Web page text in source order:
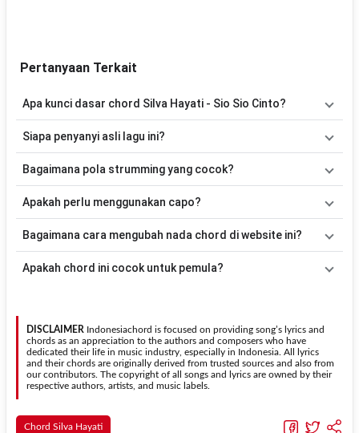
Pertanyaan Terkait
Apa kunci dasar chord Silva Hayati - Sio Sio Cinto?
Versi chord ini telah disederhanakan sehingga lebih mudah
memainkan lagu ini.
Siapa penyanyi asli lagu ini?
Hayati. Pada halaman ini tersedia versi chord gitar yang lebih
Bagaimana pola strumming yang cocok?
acuan, kamu dapat menggunakan pola
laguSio Sio Cinto.
Apakah perlu menggunakan capo?
kunci dasarEm. Jika ingin mengikuti nada asli penyanyi, kamu
sesuai kebutuhan.
Bagaimana cara mengubah nada chord di website ini?
Transpose (bawah)untuk menurunkan nada. Seluruh chord akan
Apakah chord ini cocok untuk pemula?
pemula tanpa menghilangkan struktur dasar lagu.
DISCLAIMER Indonesiachord is focused on providing song’s lyrics and
chords as an appreciation to the authors and composers who have
dedicated their life in music industry, especially in Indonesia. All lyrics
and their chords are originally derived from trusted sources and also from
our contributors. The copyright of all songs and lyrics are owned by their
respective authors, artists, and music labels.
Chord Silva Hayati